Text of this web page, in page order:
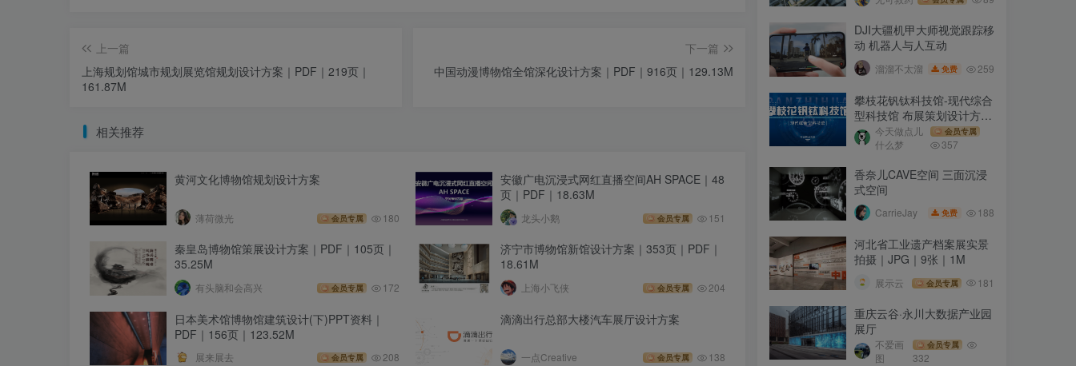
上一篇
上海规划馆城市规划展览馆规划设计方案｜PDF｜219页｜
161.87M
下一篇
中国动漫博物馆全馆深化设计方案｜PDF｜916页｜129.13M
相关推荐
黄河文化博物馆规划设计方案
薄荷微光 会员专属 180
安徽广电沉浸式网红直播空间AH SPACE｜48
页｜PDF｜18.63M
龙头小鹅 会员专属 151
秦皇岛博物馆策展设计方案｜PDF｜105页｜
35.25M
有头脑和会高兴 会员专属 172
济宁市博物馆新馆设计方案｜353页｜PDF｜
18.61M
上海小飞侠 会员专属 204
日本美术馆博物馆建筑设计(下)PPT资料｜
PDF｜156页｜123.52M
展来展去 会员专属 208
滴滴出行总部大楼汽车展厅设计方案
一点Creative 会员专属 138
DJI大疆机甲大师视觉跟踪移
动 机器人与人互动
溜溜不太溜 免费 259
攀枝花钒钛科技馆-现代综合
型科技馆 布展策划设计方案
｜67页｜PDF｜45.49M
今天做点儿
什么梦
会员专属
357
香奈儿CAVE空间 三面沉浸
式空间
CarrieJay 免费 188
河北省工业遗产档案展实景
拍摄｜JPG｜9张｜1M
展示云 会员专属 181
重庆云谷·永川大数据产业园
展厅
不爱画
图
会员专属
332